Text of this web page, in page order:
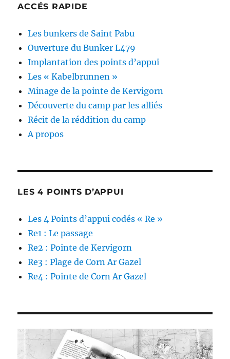
ACCÉS RAPIDE
Les bunkers de Saint Pabu
Ouverture du Bunker L479
Implantation des points d’appui
Les « Kabelbrunnen »
Minage de la pointe de Kervigorn
Découverte du camp par les alliés
Récit de la réddition du camp
A propos
LES 4 POINTS D’APPUI
Les 4 Points d’appui codés « Re »
Re1 : Le passage
Re2 : Pointe de Kervigorn
Re3 : Plage de Corn Ar Gazel
Re4 : Pointe de Corn Ar Gazel